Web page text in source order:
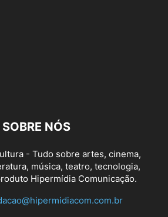
SOBRE NÓS
- Tudo sobre artes, cinema,
música, teatro, tecnologia,
Hipermídia Comunicação.